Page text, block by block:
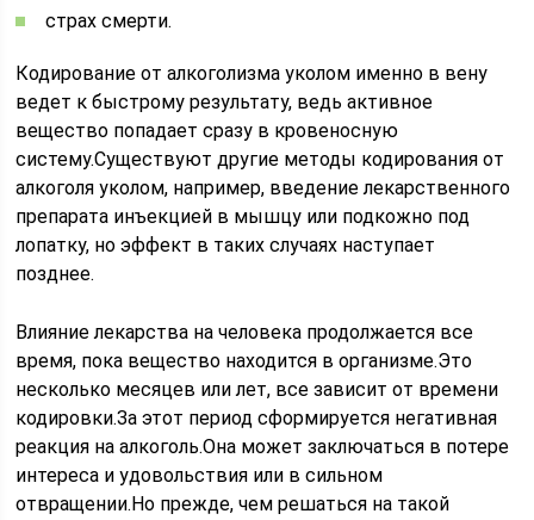
страх смерти.
Кодирование от алкоголизма уколом именно в вену
ведет к быстрому результату, ведь активное
вещество попадает сразу в кровеносную
систему.Существуют другие методы кодирования от
алкоголя уколом, например, введение лекарственного
препарата инъекцией в мышцу или подкожно под
лопатку, но эффект в таких случаях наступает
позднее.
Влияние лекарства на человека продолжается все
время, пока вещество находится в организме.Это
несколько месяцев или лет, все зависит от времени
кодировки.За этот период сформируется негативная
реакция на алкоголь.Она может заключаться в потере
интереса и удовольствия или в сильном
отвращении.Но прежде, чем решаться на такой